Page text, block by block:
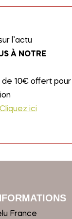
l’actu
À NOTRE
de 10€ offert pour
Cliquez ici
France